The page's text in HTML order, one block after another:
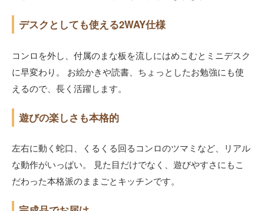
デスクとしても使える2WAY仕様
コンロを外し、付属のまな板を流しにはめこむとミニデスク
に早変わり。 お絵かきや読書、ちょっとしたお勉強にも使
えるので、長く活躍します。
遊びの楽しさも本格的
左右に動く蛇口、くるくる回るコンロのツマミなど、リアル
な動作がいっぱい。 見た目だけでなく、遊びやすさにもこ
だわった本格派のままごとキッチンです。